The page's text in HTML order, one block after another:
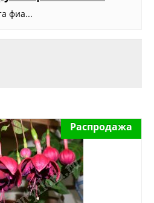
фиа...
Распродажа